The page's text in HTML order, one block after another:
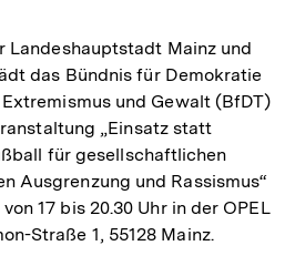
Landeshauptstadt Mainz und
das Bündnis für Demokratie
und Gewalt (BfDT)
„Einsatz statt
für gesellschaftlichen
Ausgrenzung und Rassismus“
17 bis 20.30 Uhr in der OPEL
Straße 1, 55128 Mainz.